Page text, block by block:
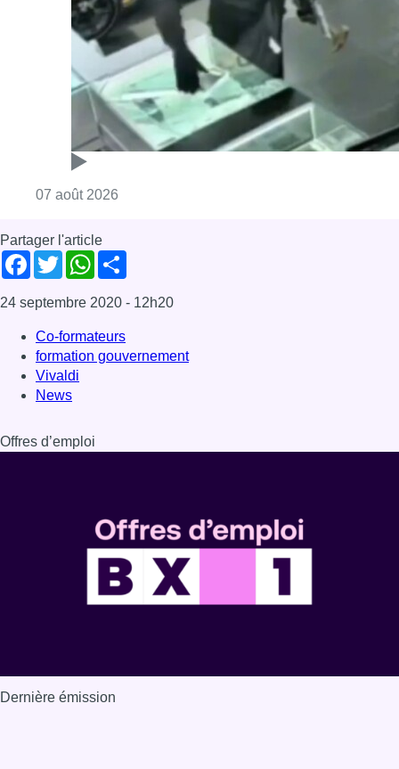
07 août 2026
Partager l'article
Facebook
TwitterWhatsApp
24 septembre 2020 - 12h20
Co-formateurs
formation gouvernement
Vivaldi
News
Offres d’emploi
Dernière émission